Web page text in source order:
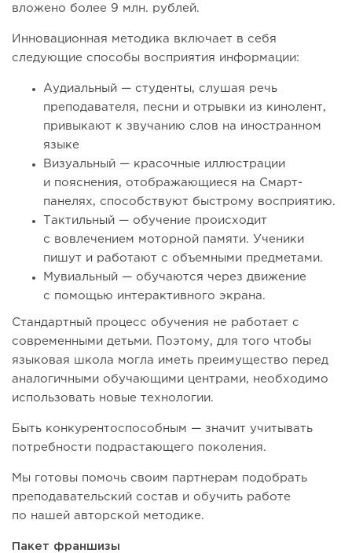
вложено более 9 млн. рублей.
Инновационная методика включает в себя
следующие способы восприятия информации:
Аудиальный — студенты, слушая речь
преподавателя, песни и отрывки из кинолент,
привыкают к звучанию слов на иностранном
языке
Визуальный — красочные иллюстрации
и пояснения, отображающиеся на Смарт-
панелях, способствуют быстрому восприятию.
Тактильный — обучение происходит
с вовлечением моторной памяти. Ученики
пишут и работают с объемными предметами.
Мувиальный — обучаются через движение
с помощью интерактивного экрана.
Стандартный процесс обучения не работает с
современными детьми. Поэтому, для того чтобы
языковая школа могла иметь преимущество перед
аналогичными обучающими центрами, необходимо
использовать новые технологии.
Быть конкурентоспособным — значит учитывать
потребности подрастающего поколения.
Мы готовы помочь своим партнерам подобрать
преподавательский состав и обучить работе
по нашей авторской методике.
Пакет франшизы